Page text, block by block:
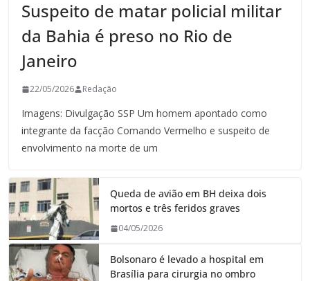
Suspeito de matar policial militar
da Bahia é preso no Rio de
Janeiro
22/05/2026 Redação
Imagens: Divulgação SSP Um homem apontado como
integrante da facção Comando Vermelho e suspeito de
envolvimento na morte de um
Queda de avião em BH deixa dois
mortos e três feridos graves
04/05/2026
Bolsonaro é levado a hospital em
Brasília para cirurgia no ombro